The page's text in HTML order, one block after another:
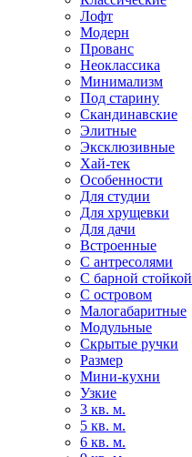
Лофт
Модерн
Прованс
Неоклассика
Минимализм
Под старину
Скандинавские
Элитные
Эксклюзивные
Хай-тек
Особенности
Для студии
Для хрущевки
Для дачи
Встроенные
С антресолями
С барной стойкой
С островом
Малогабаритные
Модульные
Скрытые ручки
Размер
Мини-кухни
Узкие
3 кв. м.
5 кв. м.
6 кв. м.